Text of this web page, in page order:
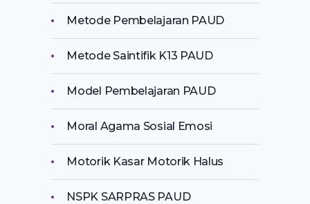
Metode Pembelajaran PAUD
Metode Saintifik K13 PAUD
Model Pembelajaran PAUD
Moral Agama Sosial Emosi
Motorik Kasar Motorik Halus
NSPK SARPRAS PAUD